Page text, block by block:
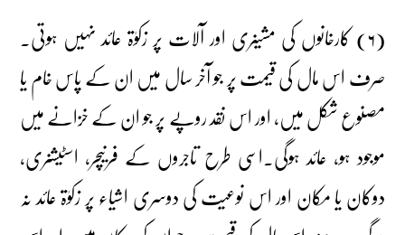
(۶) کارخانوں کی مشینری اور آلات پر زکوٰۃ عائد نہیں ہوتی۔
صرف اس مال کی قیمت پر جو آخر سال میں ان کے پاس خام یا
مصنوع شکل میں، اور اس نقد روپے پر جو ان کے خزانے میں
موجود ہو، عائد ہوگی۔اسی طرح تاجروں کے فرنیچر، اسٹیشنری،
دوکان یا مکان اور اس نوعیت کی دوسری اشیاء پر زکوٰۃ عائد نہ